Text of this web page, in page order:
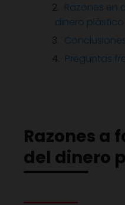
Razones en
dinero plástico
Preguntas
Razones a
del dinero